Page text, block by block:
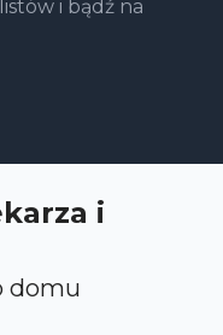
i bądź na
i
domu